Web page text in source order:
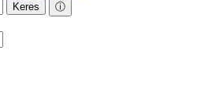
Keres ⓘ